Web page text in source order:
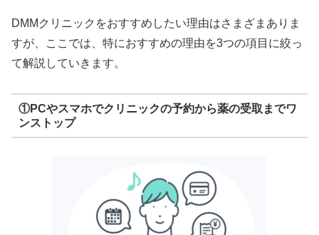
DMMクリニックをおすすめしたい理由はさまざまありま
すが、ここでは、特におすすめの理由を3つの項目に絞っ
て解説していきます。
①PCやスマホでクリニックの予約から薬の受取までワ
ンストップ